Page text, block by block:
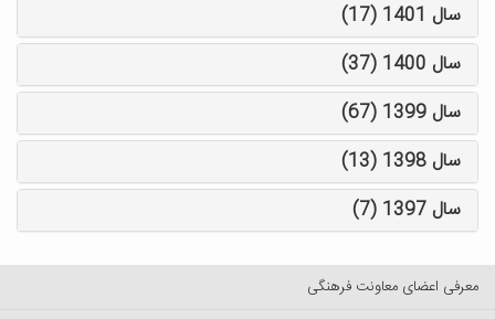
سال 1401 (17)
سال 1400 (37)
سال 1399 (67)
سال 1398 (13)
سال 1397 (7)
معرفی اعضای معاونت فرهنگی